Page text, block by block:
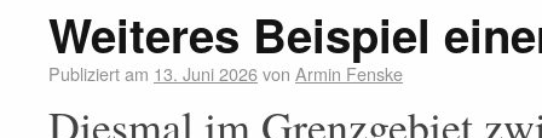
Weiteres Beispiel
Publiziert am 13. Juni 2026von Armin Fenske
Diesmal im Grenzgebiet